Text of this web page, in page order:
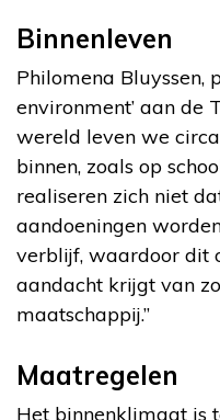
Binnenleven
Philomena Bluyssen,
environment’ aan de
wereld leven we
binnen, zoals op
realiseren zich niet
aandoeningen
verblijf, waardoor dit
aandacht krijgt van
maatschappij.”
Maatregelen
Het binnenklimaat is